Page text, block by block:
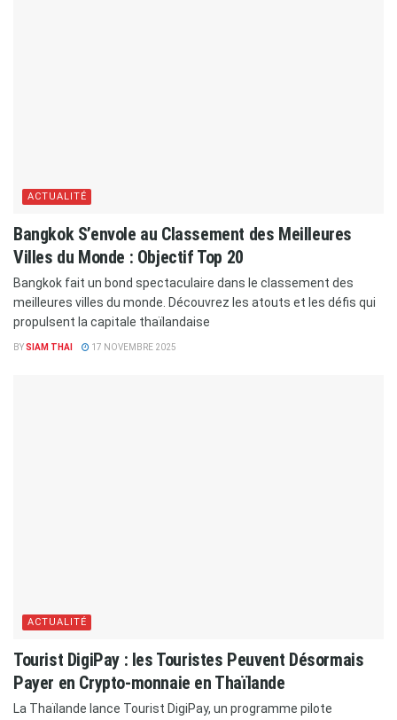
ACTUALITÉ
​Bangkok S’envole au Classement des Meilleures
Villes du Monde : Objectif Top 20
Bangkok fait un bond spectaculaire dans le classement des
meilleures villes du monde. Découvrez les atouts et les défis qui
propulsent la capitale thaïlandaise
BYSIAM THAI 17 NOVEMBRE 2025
ACTUALITÉ
Tourist DigiPay : les Touristes Peuvent Désormais
Payer en Crypto-monnaie en Thaïlande
La Thaïlande lance Tourist DigiPay, un programme pilote